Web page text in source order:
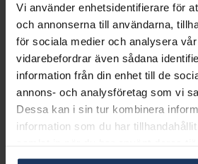
Vi använder enhetsidentifierare för
och annonserna till användarna,
för sociala medier och analysera
vidarebefordrar även sådana
information från din enhet till de
annons- och analysföretag som vi
Dessa kan i sin tur kombinera
information som du har
MATERIAL
Guld
ÄDELMETALL
18K
KEDJEMODELL
Oval
DETALJER
VIKT CA (GRAM)
1.20
Matchande produkter och